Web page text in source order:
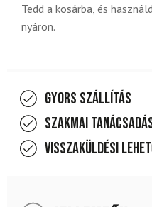
Tedd a kosárba, és
nyáron.
Gyors szállítás
Szakmai
Visszaküldési